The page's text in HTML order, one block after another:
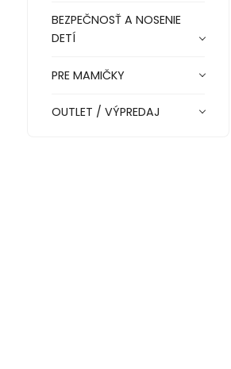
BEZPEČNOSŤ A NOSENIE
DETÍ
PRE MAMIČKY
OUTLET / VÝPREDAJ